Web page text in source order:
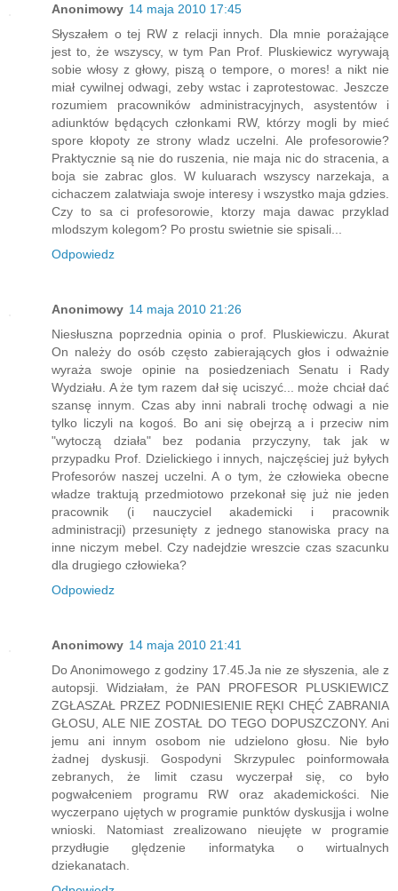
Anonimowy 14 maja 2010 17:45
Słyszałem o tej RW z relacji innych. Dla mnie porażające
jest to, że wszyscy, w tym Pan Prof. Pluskiewicz wyrywają
sobie włosy z głowy, piszą o tempore, o mores! a nikt nie
miał cywilnej odwagi, zeby wstac i zaprotestowac. Jeszcze
rozumiem pracowników administracyjnych, asystentów i
adiunktów będących członkami RW, którzy mogli by mieć
spore kłopoty ze strony wladz uczelni. Ale profesorowie?
Praktycznie są nie do ruszenia, nie maja nic do stracenia, a
boja sie zabrac glos. W kuluarach wszyscy narzekaja, a
cichaczem zalatwiaja swoje interesy i wszystko maja gdzies.
Czy to sa ci profesorowie, ktorzy maja dawac przyklad
mlodszym kolegom? Po prostu swietnie sie spisali...
Odpowiedz
Anonimowy 14 maja 2010 21:26
Niesłuszna poprzednia opinia o prof. Pluskiewiczu. Akurat
On należy do osób często zabierających głos i odważnie
wyraża swoje opinie na posiedzeniach Senatu i Rady
Wydziału. A że tym razem dał się uciszyć... może chciał dać
szansę innym. Czas aby inni nabrali trochę odwagi a nie
tylko liczyli na kogoś. Bo ani się obejrzą a i przeciw nim
"wytoczą działa" bez podania przyczyny, tak jak w
przypadku Prof. Dzielickiego i innych, najczęściej już byłych
Profesorów naszej uczelni. A o tym, że człowieka obecne
władze traktują przedmiotowo przekonał się już nie jeden
pracownik (i nauczyciel akademicki i pracownik
administracji) przesunięty z jednego stanowiska pracy na
inne niczym mebel. Czy nadejdzie wreszcie czas szacunku
dla drugiego człowieka?
Odpowiedz
Anonimowy 14 maja 2010 21:41
Do Anonimowego z godziny 17.45.Ja nie ze słyszenia, ale z
autopsji. Widziałam, że PAN PROFESOR PLUSKIEWICZ
ZGŁASZAŁ PRZEZ PODNIESIENIE RĘKI CHĘĆ ZABRANIA
GŁOSU, ALE NIE ZOSTAŁ DO TEGO DOPUSZCZONY. Ani
jemu ani innym osobom nie udzielono głosu. Nie było
żadnej dyskusji. Gospodyni Skrzypulec poinformowała
zebranych, że limit czasu wyczerpał się, co było
pogwałceniem programu RW oraz akademickości. Nie
wyczerpano ujętych w programie punktów dyskusjja i wolne
wnioski. Natomiast zrealizowano nieujęte w programie
przydługie ględzenie informatyka o wirtualnych
dziekanatach.